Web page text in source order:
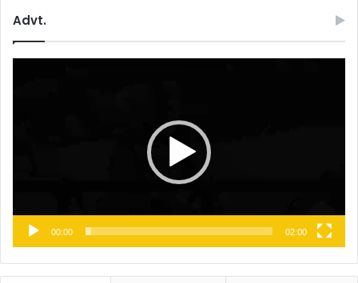
Advt.
00:00 02:00